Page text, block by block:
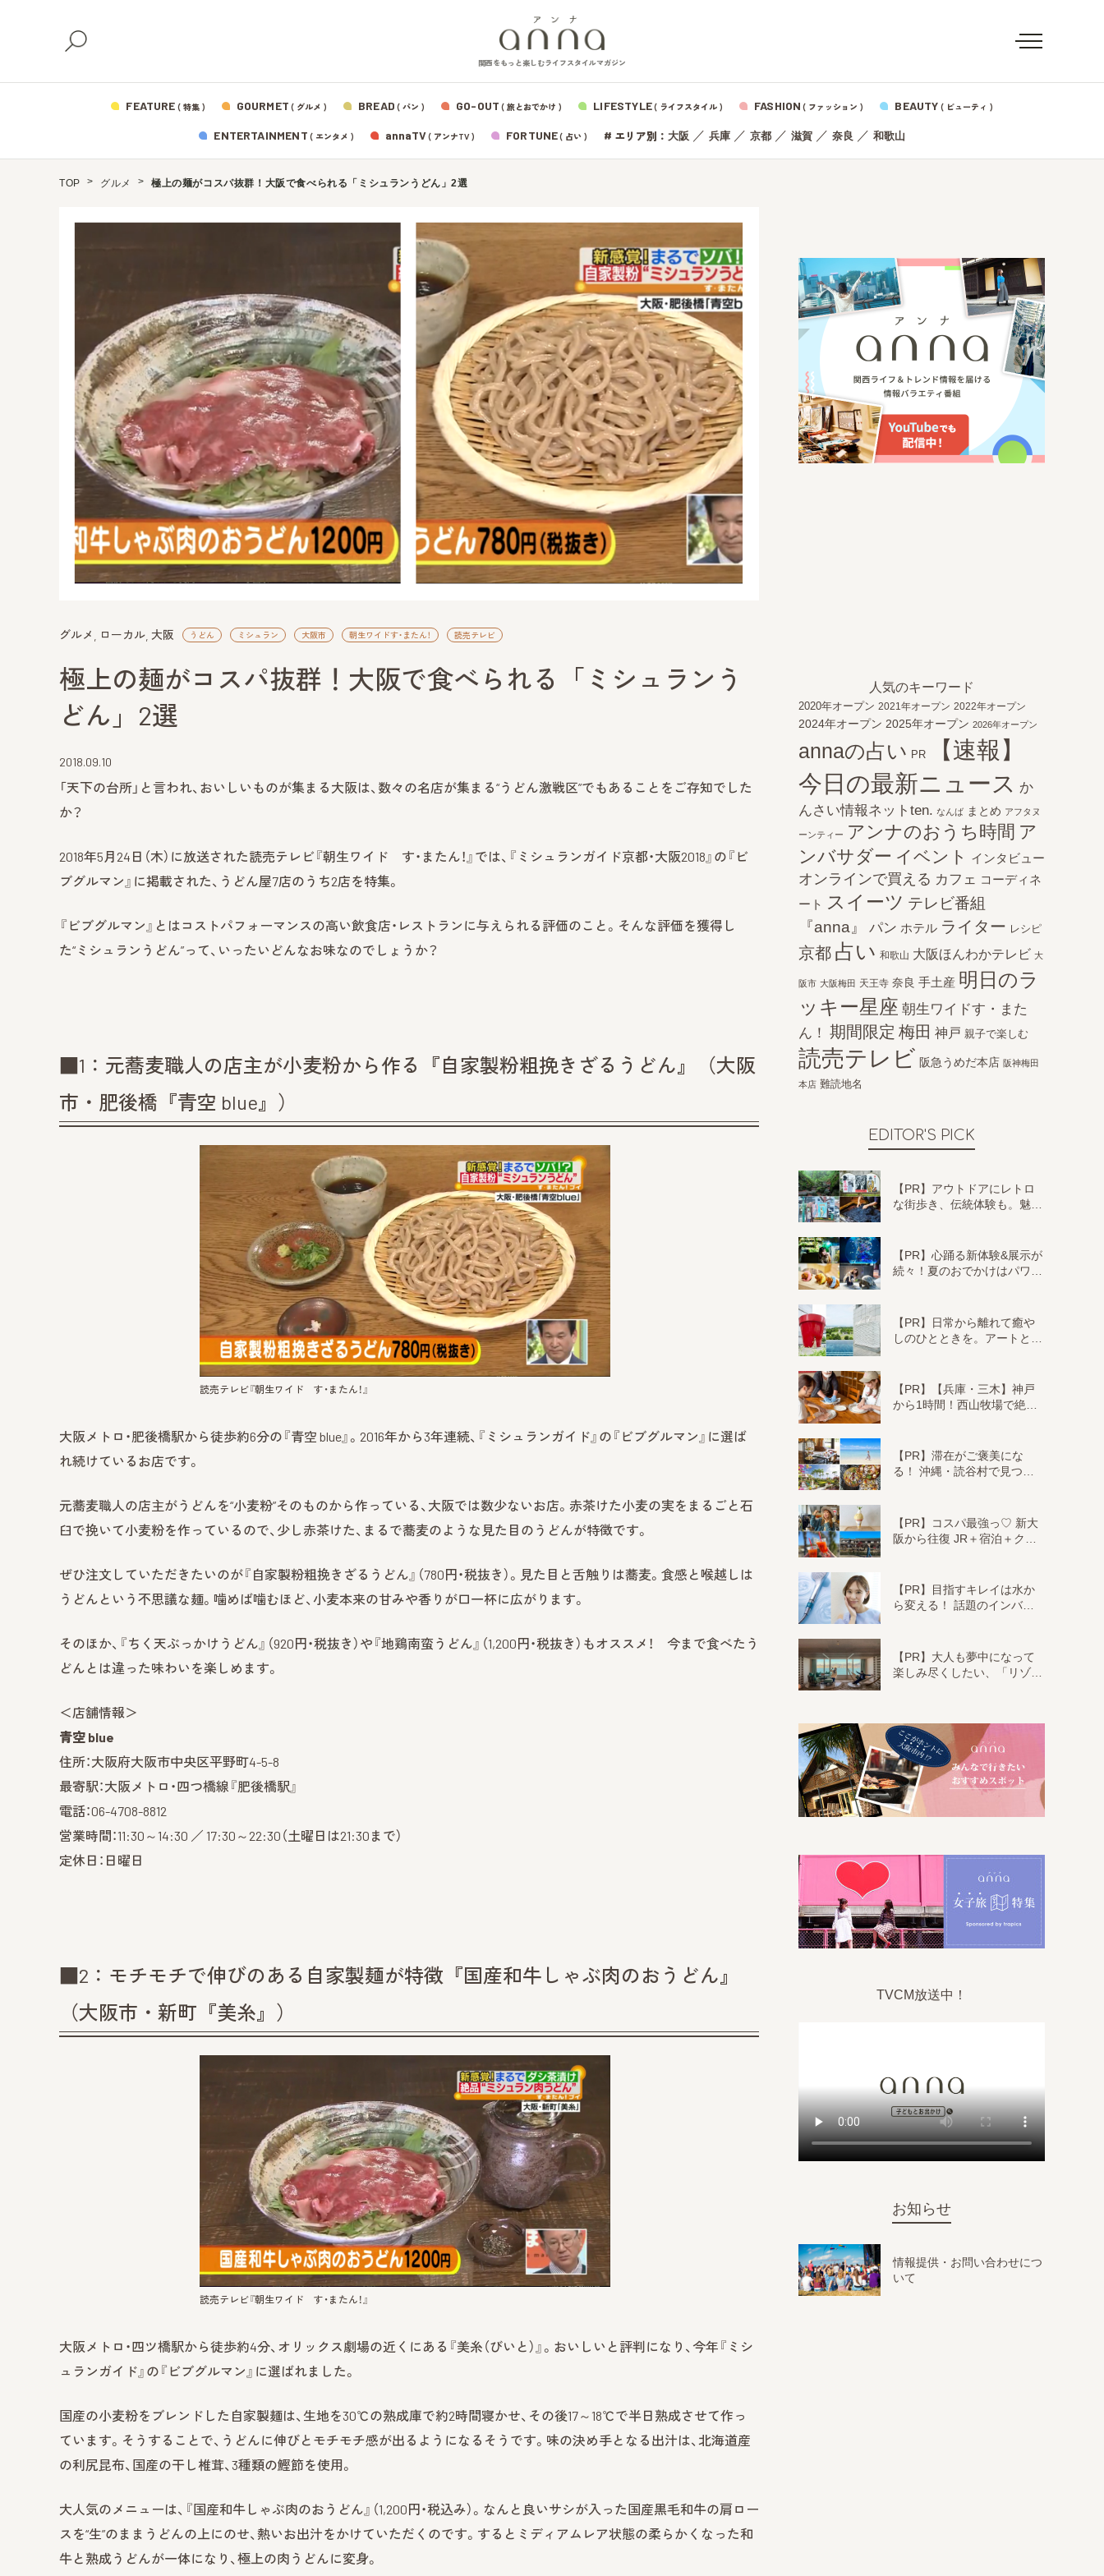
関西をもっと楽しむライフスタイルマガジン
FEATURE ( 特集 ) GOURMET ( グルメ ) BREAD ( パン ) GO-OUT ( 旅とおでかけ ) LIFESTYLE( ライフスタイル ) FASHION ( ファッション ) BEAUTY ( ビューティ )
ENTERTAINMENT ( エンタメ ) annaTV( アンナTV ) FORTUNE( 占い ) # エリア別： 大阪 ／ 兵庫／ 京都／ 滋賀／ 奈良 ／ 和歌山
TOP グルメ 極上の麺がコスパ抜群！大阪で食べられる「ミシュランうどん」2選
グルメ ローカル 大阪 うどん ミシュラン 大阪市 朝生ワイドす・またん！ 読売テレビ
極上の麺がコスパ抜群！大阪で食べられる「ミシュランう
どん」2選
2018.09.10
「天下の台所」と言われ、おいしいものが集まる大阪は、数々の名店が集まる“うどん激戦区”でもあることをご存知でした
か？
2018年5月24日（木）に放送された読売テレビ『朝生ワイド す・またん！』では、『ミシュランガイド京都・大阪2018』の『ビ
ブグルマン』に掲載された、うどん屋7店のうち2店を特集。
『ビブグルマン』とはコストパフォーマンスの高い飲食店・レストランに与えられる評価のこと。そんな評価を獲得し
た“ミシュランうどん”って、いったいどんなお味なのでしょうか？
■1：元蕎麦職人の店主が小麦粉から作る『自家製粉粗挽きざるうどん』（大阪
市・肥後橋『青空 blue』）
読売テレビ『朝生ワイド す・またん！』
大阪メトロ・肥後橋駅から徒歩約6分の『青空 blue』。2016年から3年連続、『ミシュランガイド』の『ビブグルマン』に選ば
れ続けているお店です。
元蕎麦職人の店主がうどんを“小麦粉”そのものから作っている、大阪では数少ないお店。赤茶けた小麦の実をまるごと石
臼で挽いて小麦粉を作っているので、少し赤茶けた、まるで蕎麦のような見た目のうどんが特徴です。
ぜひ注文していただきたいのが『自家製粉粗挽きざるうどん』（780円・税抜き）。見た目と舌触りは蕎麦。食感と喉越しは
うどんという不思議な麺。噛めば噛むほど、小麦本来の甘みや香りが口一杯に広がります。
そのほか、『ちく天ぶっかけうどん』（920円・税抜き）や『地鶏南蛮うどん』（1,200円・税抜き）もオススメ！ 今まで食べたう
どんとは違った味わいを楽しめます。
＜店舗情報＞
青空 blue
住所：大阪府大阪市中央区平野町4-5-8
最寄駅：大阪メトロ・四つ橋線『肥後橋駅』
電話：06-4708-8812
営業時間：11:30～14:30 ／ 17:30～22:30（土曜日は21:30まで）
定休日：日曜日
■2：モチモチで伸びのある自家製麺が特徴『国産和牛しゃぶ肉のおうどん』
（大阪市・新町『美糸』）
読売テレビ『朝生ワイド す・またん！』
大阪メトロ・四ツ橋駅から徒歩約4分、オリックス劇場の近くにある『美糸（びいと）』。おいしいと評判になり、今年『ミシ
ュランガイド』の『ビブグルマン』に選ばれました。
国産の小麦粉をブレンドした自家製麺は、生地を30℃の熟成庫で約2時間寝かせ、その後17～18℃で半日熟成させて作っ
ています。そうすることで、うどんに伸びとモチモチ感が出るようになるそうです。味の決め手となる出汁は、北海道産
の利尻昆布、国産の干し椎茸、3種類の鰹節を使用。
大人気のメニューは、『国産和牛しゃぶ肉のおうどん』（1,200円・税込み）。なんと良いサシが入った国産黒毛和牛の肩ロー
スを“生”のままうどんの上にのせ、熱いお出汁をかけていただくのです。するとミディアムレア状態の柔らかくなった和
牛と熟成うどんが一体になり、極上の肉うどんに変身。
人気のキーワード
2020年オープン 2021年オープン 2022年オープン
2024年オープン 2025年オープン 2026年オープン
annaの占い PR
【速報】
今日の最新ニュース か
んさい情報ネットten. なんば まとめ アフタヌ
ーンティー アンナのおうち時間 ア
ンバサダー イベント インタビュー
オンラインで買える カフェ コーディネ
ート
スイーツ テレビ番組
『anna』
パン ホテル ライター レシピ
京都 占い 和歌山 大阪ほんわかテレビ 大
阪市 大阪梅田 天王寺 奈良 手土産 明日のラ
ッキー星座 朝生ワイドす・また
ん！ 期間限定 梅田 神戸 親子で楽しむ
読売テレビ 阪急うめだ本店 阪神梅田
本店 難読地名
EDITOR'S PICK
【PR】アウトドアにレトロ
な街歩き、伝統体験も。魅…
【PR】心踊る新体験&展示が
続々！夏のおでかけはパワ…
【PR】日常から離れて癒や
しのひとときを。アートと…
【PR】【兵庫・三木】神戸
から1時間！西山牧場で絶…
【PR】滞在がご褒美にな
る！ 沖縄・読谷村で見つ…
【PR】コスパ最強っ♡ 新大
阪から往復 JR＋宿泊＋ク…
【PR】目指すキレイは水か
ら変える！ 話題のインバ…
【PR】大人も夢中になって
楽しみ尽くしたい、「リゾ…
TVCM放送中！
お知らせ
情報提供・お問い合わせにつ
いて